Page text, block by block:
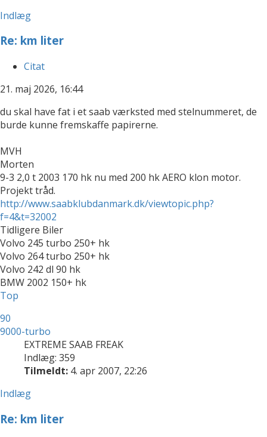
Indlæg
Re: km liter
Citat
21. maj 2026, 16:44
du skal have fat i et saab værksted med stelnummeret, de
burde kunne fremskaffe papirerne.
MVH
Morten
9-3 2,0 t 2003 170 hk nu med 200 hk AERO klon motor.
Projekt tråd.
http://www.saabklubdanmark.dk/viewtopic.php?
f=4&t=32002
Tidligere Biler
Volvo 245 turbo 250+ hk
Volvo 264 turbo 250+ hk
Volvo 242 dl 90 hk
BMW 2002 150+ hk
Top
90
9000-turbo
EXTREME SAAB FREAK
Indlæg: 359
Tilmeldt: 4. apr 2007, 22:26
Indlæg
Re: km liter